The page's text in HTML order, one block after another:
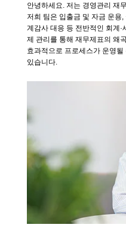
안녕하세요. 저는 경영관리 재
저희 팀은 입출금 및 자금 운용
계감사 대응 등 전반적인 회계
제 관리를 통해 재무제표의 왜
효과적으로 프로세스가 운영
있습니다.